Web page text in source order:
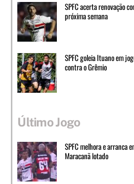
SPFC acerta renovação
próxima semana
SPFC goleia Ituano em
contra o Grêmio
Último Jogo
SPFC melhora e arranca
Maracanã lotado